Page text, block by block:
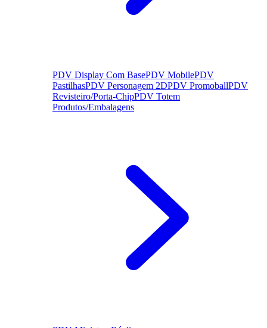
PDV Display Com BasePDV MobilePDV
PastilhasPDV Personagem 2DPDV PromoballPDV
Revisteiro/Porta-ChipPDV Totem
Produtos/Embalagens